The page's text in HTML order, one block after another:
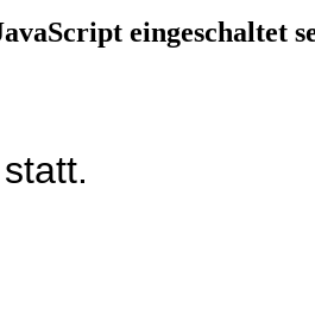
eingeschaltet